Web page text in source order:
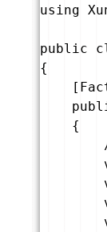
using
public
{
public
{
//
var
var
var
var